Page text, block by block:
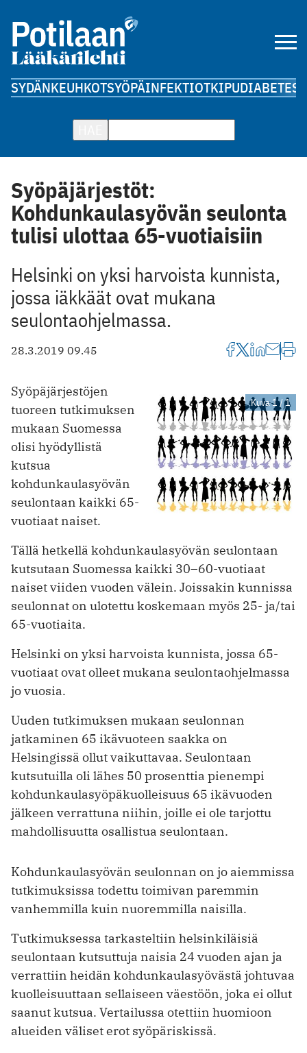
SYDÄNKEUHKOTSYÖPÄINFEKTIOTKIPUDIABETES
Syöpäjärjestöt:
Kohdunkaulasyövän seulonta
tulisi ulottaa 65-vuotiaisiin
Helsinki on yksi harvoista kunnista,
jossa iäkkäät ovat mukana
seulontaohjelmassa.
28.3.2019 09.45
Kuva 1 / 1
Syöpäjärjestöjen
tuoreen tutkimuksen
mukaan Suomessa
olisi hyödyllistä
kutsua
kohdunkaulasyövän
seulontaan kaikki 65-
vuotiaat naiset.
Tällä hetkellä kohdunkaulasyövän seulontaan
kutsutaan Suomessa kaikki 30–60-vuotiaat
naiset viiden vuoden välein. Joissakin kunnissa
seulonnat on ulotettu koskemaan myös 25- ja/tai
65-vuotiaita.
Helsinki on yksi harvoista kunnista, jossa 65-
vuotiaat ovat olleet mukana seulontaohjelmassa
jo vuosia.
Uuden tutkimuksen mukaan seulonnan
jatkaminen 65 ikävuoteen saakka on
Helsingissä ollut vaikuttavaa. Seulontaan
kutsutuilla oli lähes 50 prosenttia pienempi
kohdunkaulasyöpäkuolleisuus 65 ikävuoden
jälkeen verrattuna niihin, joille ei ole tarjottu
mahdollisuutta osallistua seulontaan.
Kohdunkaulasyövän seulonnan on jo aiemmissa
tutkimuksissa todettu toimivan paremmin
vanhemmilla kuin nuoremmilla naisilla.
Tutkimuksessa tarkasteltiin helsinkiläisiä
seulontaan kutsuttuja naisia 24 vuoden ajan ja
verrattiin heidän kohdunkaulasyövästä johtuvaa
kuolleisuuttaan sellaiseen väestöön, joka ei ollut
saanut kutsua. Vertailussa otettiin huomioon
alueiden väliset erot syöpäriskissä.